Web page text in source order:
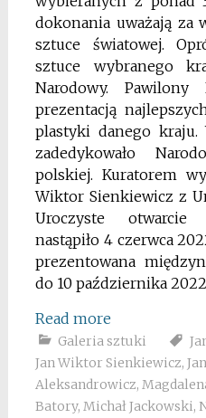
dokonania uważają za
sztuce światowej.
sztuce wybranego
Narodowy.
prezentacją
plastyki danego
zadedykowało
polskiej. Kuratorem
Wiktor Sienkiewicz z
Uroczyste otwarcie
nastąpiło 4 czerwca
prezentowana
do 10 października
Read more
Galeria sztuki
Jan Wiktor Sienkiewicz,
Aleksandrowicz,
Batory, Michał Jackowski,